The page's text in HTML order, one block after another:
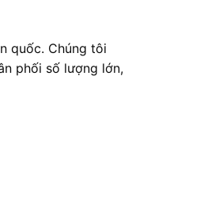
quốc. Chúng tôi
phối số lượng lớn,